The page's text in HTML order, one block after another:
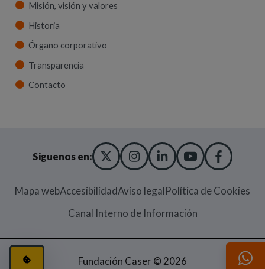
CONFIGURACIÓN DE COOKIES
(ABRE EN VENTANA MODAL)
Misión, visión y valores
Historia
Órgano corporativo
Transparencia
Contacto
Siguenos en: X TWITTER
(ABRE EN NUEVA
INSTAGRAM
(ABRE EN NUEVA
LINKEDIN
(ABRE EN
YOUTUBE
(ABRE EN
Mapa webAccesibilidadAviso legalPolítica de Cookies
Canal Interno de Información(Abre en
Fundación Caser © 2026